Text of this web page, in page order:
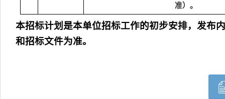
准）。
本招标计划是本单位招标工作的初步安排，发布
和招标文件为准。